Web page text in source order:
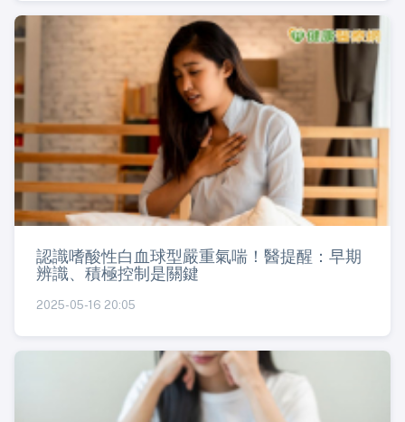
認識嗜酸性白血球型嚴重氣喘！醫提醒：早期
辨識、積極控制是關鍵
2025-05-16 20:05